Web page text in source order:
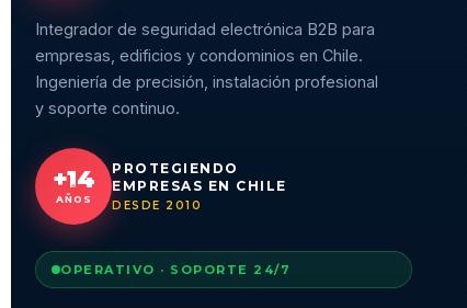
Integrador de seguridad electrónica B2B para
empresas, edificios y condominios en Chile.
Ingeniería de precisión, instalación profesional
y soporte continuo.
+14
AÑOS
PROTEGIENDO
EMPRESAS EN CHILE
DESDE 2010
OPERATIVO · SOPORTE 24/7